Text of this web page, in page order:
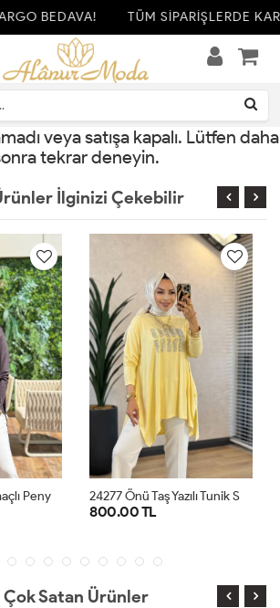
BEDAVA! TÜM SİPARİŞLERDE
veya satışa kapalı. Lütfen daha
tekrar deneyin.
İlginizi Çekebilir
1,300.00 TL
Çok Satan Ürünler